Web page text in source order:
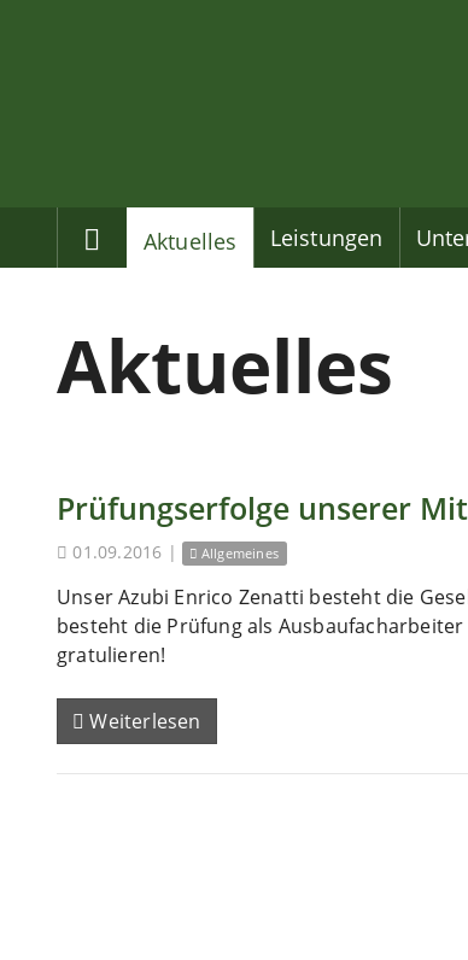
Home
Aktuelles Leistungen
Aktuelles
Prüfungserfolge unserer
01.09.2016 | Allgemeines
Unser Azubi Enrico Zenatti besteht die
besteht die Prüfung als
gratulieren!
Weiterlesen